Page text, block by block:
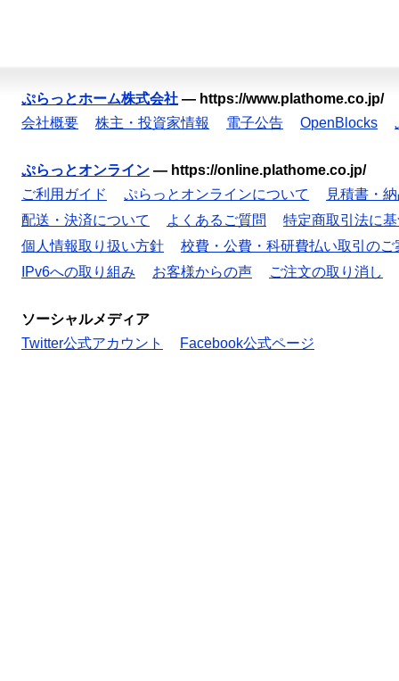
ぷらっとホーム株式会社 — https://www.plathome.co.jp/
会社概要
株主・投資家情報 電子公告 OpenBlocks
ぷらっとオンライン — https://online.plathome.co.jp/
ご利用ガイド
ぷらっとオンラインについて
見積書・
配送・決済について
よくあるご質問
特定商取引法に
個人情報取り扱い方針
校費・公費・科研費払い取引のご
IPv6への取り組み
お客様からの声 ご注文の取り消し
ソーシャルメディア
Twitter公式アカウント
Facebook公式ページ